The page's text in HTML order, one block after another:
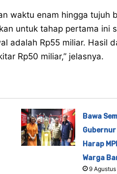
waktu enam hingga tujuh
untuk tahap pertama ini
adalah Rp55 miliar. Hasil
Rp50 miliar,” jelasnya.
Bawa
Harap
Warga
9